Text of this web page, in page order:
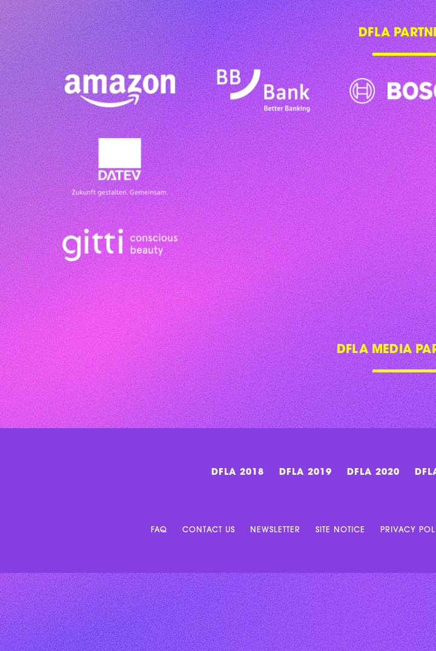
DFLA
DFLA MEDIA
DFLA 2018 DFLA 2019 DFLA 2020
FAQ CONTACT US NEWSLETTER SITE NOTICE PRIVACY